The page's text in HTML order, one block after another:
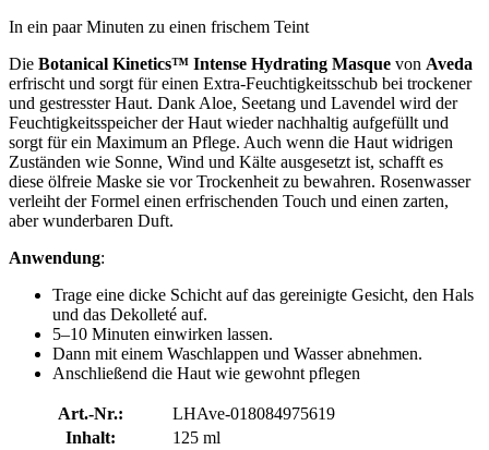
In ein paar Minuten zu einen frischem Teint
Die Botanical Kinetics™ Intense Hydrating Masque von Aveda
erfrischt und sorgt für einen Extra-Feuchtigkeitsschub bei trockener
und gestresster Haut. Dank Aloe, Seetang und Lavendel wird der
Feuchtigkeitsspeicher der Haut wieder nachhaltig aufgefüllt und
sorgt für ein Maximum an Pflege. Auch wenn die Haut widrigen
Zuständen wie Sonne, Wind und Kälte ausgesetzt ist, schafft es
diese ölfreie Maske sie vor Trockenheit zu bewahren. Rosenwasser
verleiht der Formel einen erfrischenden Touch und einen zarten,
aber wunderbaren Duft.
Anwendung:
Trage eine dicke Schicht auf das gereinigte Gesicht, den Hals
und das Dekolleté auf.
5–10 Minuten einwirken lassen.
Dann mit einem Waschlappen und Wasser abnehmen.
Anschließend die Haut wie gewohnt pflegen
Art.-Nr.:
LHAve-018084975619
Inhalt:
125 ml